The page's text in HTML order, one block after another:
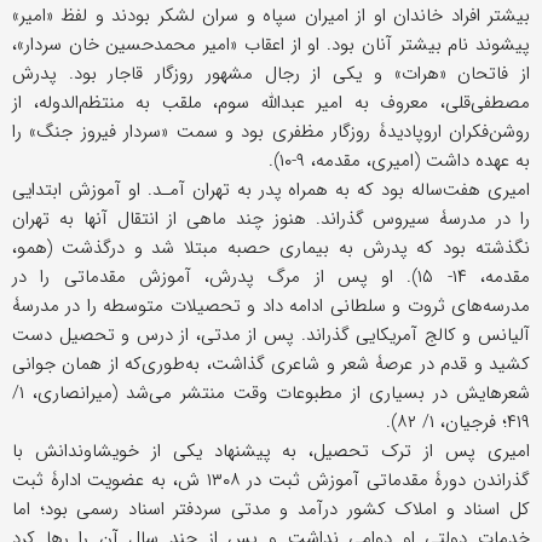
بیشتر افراد خاندان او از امیران سپاه و سران لشکر بودند و لفظ «امیر»
پیشوند نام بیشتر آنان بود. او از اعقاب «امیر محمدحسین خان سردار»،
از فاتحان «هرات» و یکی از رجال مشهور روزگار قاجار بود. پدرش
مصطفى‌قلی، معروف به امیر عبدالله سوم، ملقب به منتظم‌الدوله، از
روشن‌فکران اروپادیدۀ روزگار مظفری بود و سمت «سردار فیروز جنگ» را
به عهده داشت (امیری، مقدمه، ۹-۱۰).
امیری هفت‌ساله بود که به همراه پدر به تهران آمـد. او آموزش ابتدایی
را در مدرسۀ سیروس گذراند. هنوز چند ماهی از انتقال آنها به تهران
نگذشته بود که پدرش به بیماری حصبه مبتلا شد و درگذشت (همو،
مقدمه، ۱۴- ۱۵). او پس از مرگ پدرش، آموزش مقدماتی را در
مدرسه‌های ثروت و سلطانی ادامه داد و تحصیلات متوسطه را در مدرسۀ
آلیانس و کالج آمریکایی گذراند. پس از مدتی، از درس و تحصیل دست
کشید و قدم در عرصۀ شعر و شاعری گذاشت، به‌طوری‌که از همان جوانی
شعرهایش در بسیاری از مطبوعات وقت منتشر می‌شد (میرانصاری، ۱/
۴۱۹؛ فرجیان، ۱/ ۸۲).
امیری پس از ترک تحصیل، به پیشنهاد یکی از خویشاوندانش با
گذراندن دورۀ مقدماتی آموزش ثبت در ۱۳۰۸ ش، به عضویت ادارۀ ثبت
کل اسناد و املاک کشور درآمد و مدتی سردفتر اسناد رسمی بود؛ اما